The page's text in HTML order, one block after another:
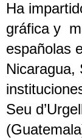
Ha
gráfica y
españolas
Nicaragua,
Seu